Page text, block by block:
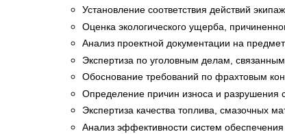
Установление соответствия действий
Оценка экологического ущерба,
Анализ проектной документации на
Экспертиза по уголовным делам,
Обоснование требований по фрахтовым
Определение причин износа и разрушения
Экспертиза качества топлива, смазочных
Анализ эффективности систем